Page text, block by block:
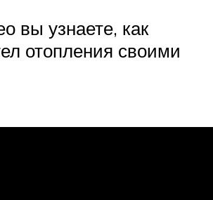
вы узнаете, как
отопления своими